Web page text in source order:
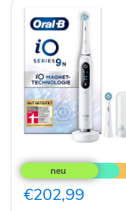
B
9N
iO
Series
€202,99